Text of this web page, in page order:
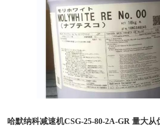
哈默纳科减速机CSG-25-80-2A-GR 量大从